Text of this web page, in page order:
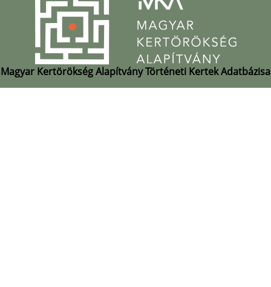
Magyar Kertörökség Alapítvány Történeti Kertek Adatbázisa